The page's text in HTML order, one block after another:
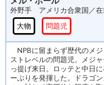
外野手 アメリカ合衆国／在
大物
問題児
NPBに留まらず歴代のメ
ストレベルの問題児。メジ
っ提げ来日。ロッテと中日
ーぶりを発揮した。ドラゴ